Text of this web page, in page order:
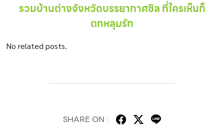
รวมบ้านต่างจังหวัดบรรยากาศชิล ที่ใครเห็นก็
ตกหลุมรัก
No related posts.
SHARE ON :